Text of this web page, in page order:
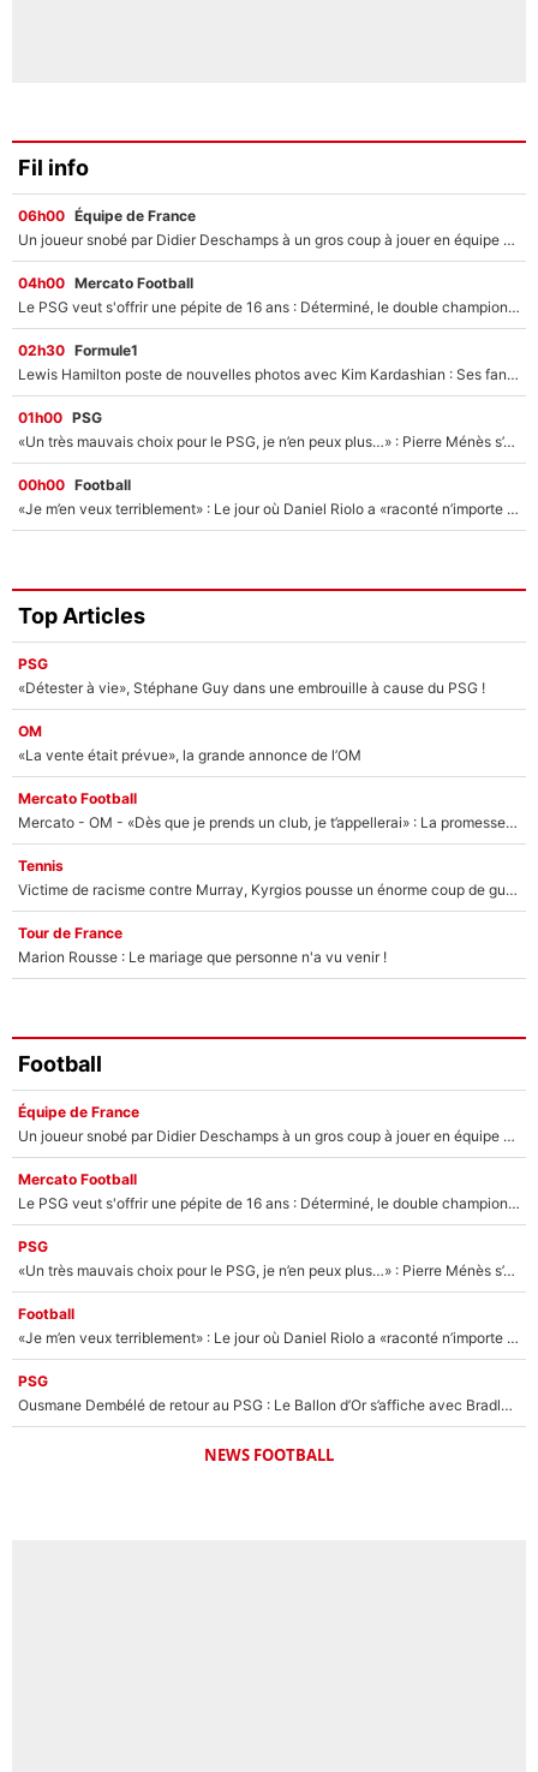
Fil info
06h00 Équipe de France
Un joueur snobé par Didier Deschamps à un gros coup à jouer en équipe de France : Zinedine Zidane a trouvé son numéro 9 ?
04h00 Mercato Football
Le PSG veut s'offrir une pépite de 16 ans : Déterminé, le double champion d'Europe en titre est prêt à lâcher 40M€ pour celui que l'on compare déjà à Vinicius Jr !
02h30 Formule1
Lewis Hamilton poste de nouvelles photos avec Kim Kardashian : Ses fans le voient déjà redevenir champion du monde de F1 grâce à elle !
01h00 PSG
«Un très mauvais choix pour le PSG, je n’en peux plus…» : Pierre Ménès s’est complètement trompé avec Luis Enrique et ces déclarations le prouvent !
00h00 Football
«Je m’en veux terriblement» : Le jour où Daniel Riolo a «raconté n’importe quoi» dans l'After Foot !
Top Articles
PSG
«Détester à vie», Stéphane Guy dans une embrouille à cause du PSG !
OM
«La vente était prévue», la grande annonce de l’OM
Mercato Football
Mercato - OM - «Dès que je prends un club, je t’appellerai» : La promesse de Marcelino au moment de claquer la porte
Tennis
Victime de racisme contre Murray, Kyrgios pousse un énorme coup de gueule !
Tour de France
Marion Rousse : Le mariage que personne n'a vu venir !
Football
Équipe de France
Un joueur snobé par Didier Deschamps à un gros coup à jouer en équipe de France : Zinedine Zidane a trouvé son numéro 9 ?
Mercato Football
Le PSG veut s'offrir une pépite de 16 ans : Déterminé, le double champion d'Europe en titre est prêt à lâcher 40M€ pour celui que l'on compare déjà à Vinicius Jr !
PSG
«Un très mauvais choix pour le PSG, je n’en peux plus…» : Pierre Ménès s’est complètement trompé avec Luis Enrique et ces déclarations le prouvent !
Football
«Je m’en veux terriblement» : Le jour où Daniel Riolo a «raconté n’importe quoi» dans l'After Foot !
PSG
Ousmane Dembélé de retour au PSG : Le Ballon d’Or s’affiche avec Bradley Barcola en plein cœur du feuilleton sur son départ !
NEWS FOOTBALL